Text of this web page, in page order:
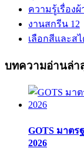
ความรู้เรื่องผ้
งานสกรีน 12
เลือกสีและส
บทความอ่านล่า
GOTS มาตร
2026